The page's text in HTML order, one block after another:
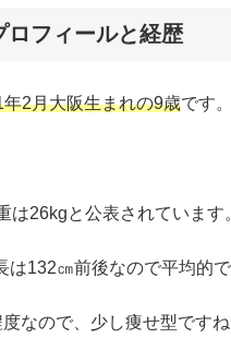
ロフィールと経歴
年2月大阪生まれの9歳です。
は26kgと公表されています
は132㎝前後なので平均的で
なので、少し痩せ型ですね